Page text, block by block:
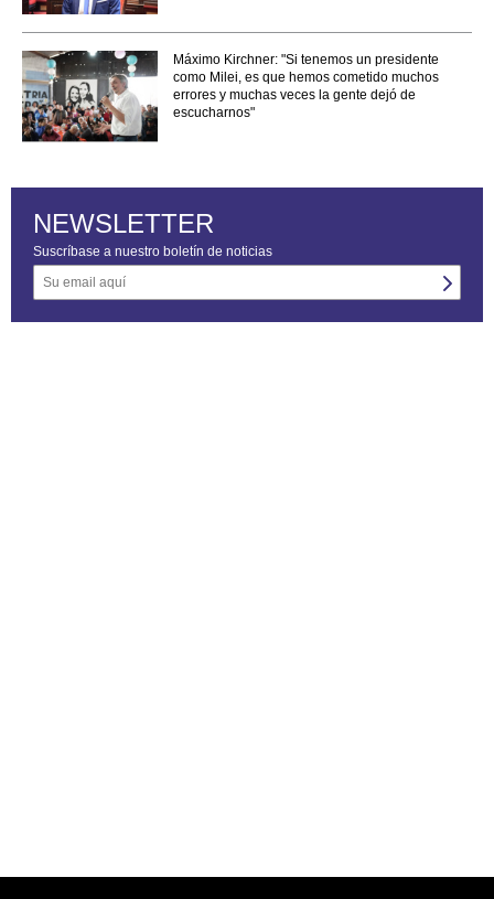
Máximo Kirchner: "Si tenemos un presidente
como Milei, es que hemos cometido muchos
errores y muchas veces la gente dejó de
escucharnos"
NEWSLETTER
Suscríbase a nuestro boletín de noticias